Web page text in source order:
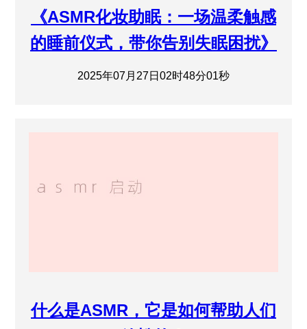
《ASMR化妆助眠：一场温柔触感
的睡前仪式，带你告别失眠困扰》
2025年07月27日02时48分01秒
什么是ASMR，它是如何帮助人们